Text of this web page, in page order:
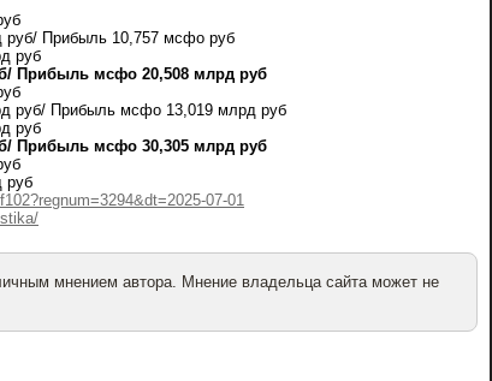
руб/ Прибыль 10,757 мсфо руб
руб
Прибыль мсфо 20,508 млрд руб
руб/ Прибыль мсфо 13,019 млрд руб
руб
Прибыль мсфо 30,305 млрд руб
руб
07-01
мнением автора. Мнение владельца сайта может не